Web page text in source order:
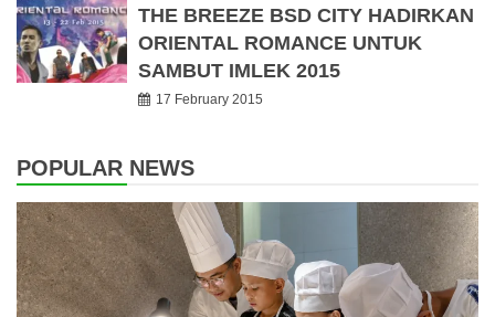
THE BREEZE BSD CITY HADIRKAN
ORIENTAL ROMANCE UNTUK
SAMBUT IMLEK 2015
17 February 2015
POPULAR NEWS